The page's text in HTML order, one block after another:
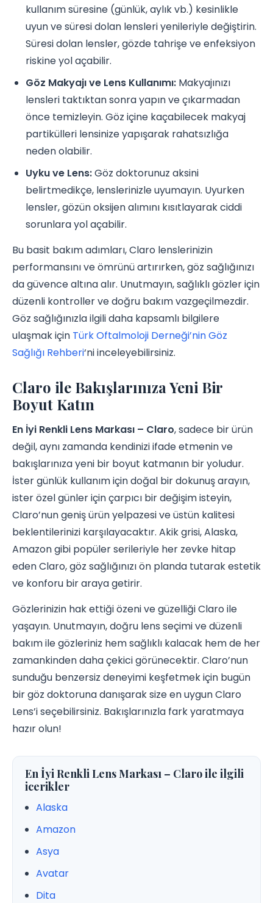
kullanım süresine (günlük, aylık vb.) kesinlikle
uyun ve süresi dolan lensleri yenileriyle değiştirin.
Süresi dolan lensler, gözde tahrişe ve enfeksiyon
riskine yol açabilir.
Göz Makyajı ve Lens Kullanımı: Makyajınızı
lensleri taktıktan sonra yapın ve çıkarmadan
önce temizleyin. Göz içine kaçabilecek makyaj
partikülleri lensinize yapışarak rahatsızlığa
neden olabilir.
Uyku ve Lens:Göz doktorunuz aksini
belirtmedikçe, lenslerinizle uyumayın. Uyurken
lensler, gözün oksijen alımını kısıtlayarak ciddi
sorunlara yol açabilir.
Bu basit bakım adımları, Claro lenslerinizin
performansını ve ömrünü artırırken, göz sağlığınızı
da güvence altına alır. Unutmayın, sağlıklı gözler için
düzenli kontroller ve doğru bakım vazgeçilmezdir.
Göz sağlığınızla ilgili daha kapsamlı bilgilere
ulaşmak için Türk Oftalmoloji Derneği’nin Göz
Sağlığı Rehberi‘ni inceleyebilirsiniz.
Claro ile Bakışlarınıza Yeni Bir
Boyut Katın
En İyi Renkli Lens Markası – Claro, sadece bir ürün
değil, aynı zamanda kendinizi ifade etmenin ve
bakışlarınıza yeni bir boyut katmanın bir yoludur.
İster günlük kullanım için doğal bir dokunuş arayın,
ister özel günler için çarpıcı bir değişim isteyin,
Claro’nun geniş ürün yelpazesi ve üstün kalitesi
beklentilerinizi karşılayacaktır. Akik grisi, Alaska,
Amazon gibi popüler serileriyle her zevke hitap
eden Claro, göz sağlığınızı ön planda tutarak estetik
ve konforu bir araya getirir.
Gözlerinizin hak ettiği özeni ve güzelliği Claro ile
yaşayın. Unutmayın, doğru lens seçimi ve düzenli
bakım ile gözleriniz hem sağlıklı kalacak hem de her
zamankinden daha çekici görünecektir. Claro’nun
sunduğu benzersiz deneyimi keşfetmek için bugün
bir göz doktoruna danışarak size en uygun Claro
Lens’i seçebilirsiniz. Bakışlarınızla fark yaratmaya
hazır olun!
En İyi Renkli Lens Markası – Claro ile ilgili
icerikler
Alaska
Amazon
Asya
Avatar
Dita